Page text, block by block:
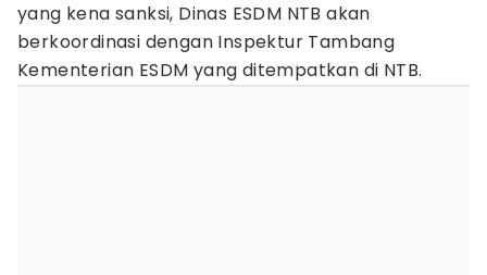
yang kena sanksi, Dinas ESDM NTB akan
berkoordinasi dengan Inspektur Tambang
Kementerian ESDM yang ditempatkan di NTB.